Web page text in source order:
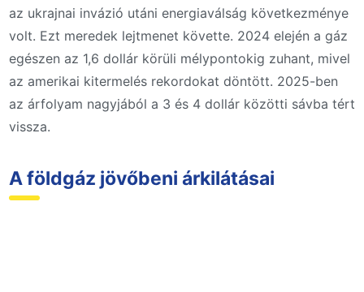
az ukrajnai invázió utáni energiaválság következménye
volt. Ezt meredek lejtmenet követte. 2024 elején a gáz
egészen az 1,6 dollár körüli mélypontokig zuhant, mivel
az amerikai kitermelés rekordokat döntött. 2025-ben
az árfolyam nagyjából a 3 és 4 dollár közötti sávba tért
vissza.
A földgáz jövőbeni árkilátásai